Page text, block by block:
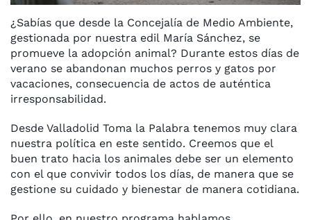
¿Sabías que desde la Concejalía de Medio Ambiente,
gestionada por nuestra edil María Sánchez, se
promueve la adopción animal? Durante estos días de
verano se abandonan muchos perros y gatos por
vacaciones, consecuencia de actos de auténtica
irresponsabilidad.
Desde Valladolid Toma la Palabra tenemos muy clara
nuestra política en este sentido. Creemos que el
buen trato hacia los animales debe ser un elemento
con el que convivir todos los días, de manera que se
gestione su cuidado y bienestar de manera cotidiana.